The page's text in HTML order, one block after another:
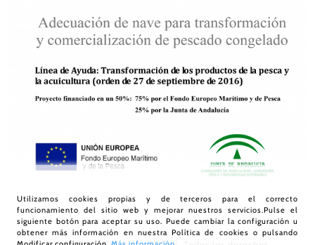
Utilizamos cookies propias y de terceros para el correcto
funcionamiento del sitio web y mejorar nuestros servicios.Pulse el
siguiente botón para aceptar su uso. Puede cambiar la configuración u
obtener más información en nuestraPolítica de cookies o pulsando